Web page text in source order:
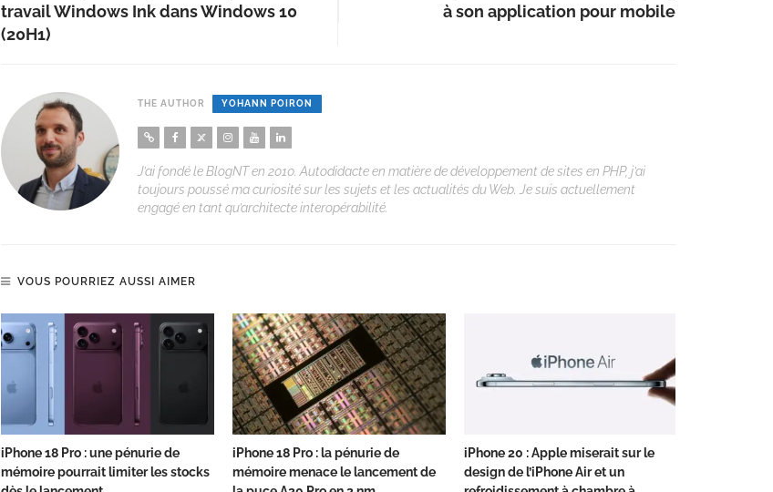
travail Windows Ink dans Windows 10
(20H1)
à son application pour mobile
THE AUTHOR YOHANN POIRON
J’ai fondé le BlogNT en 2010. Autodidacte en matière de développement de sites en PHP, j’ai
toujours poussé ma curiosité sur les sujets et les actualités du Web. Je suis actuellement
engagé en tant qu’architecte interopérabilité.
VOUS POURRIEZ AUSSI AIMER
iPhone 18 Pro : une pénurie de
mémoire pourrait limiter les stocks
iPhone 18 Pro : la pénurie de
mémoire menace le lancement de
iPhone 20 : Apple miserait sur le
design de l’iPhone Air et un